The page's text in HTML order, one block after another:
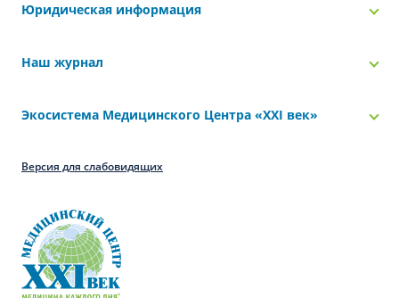
Юридическая информация
Наш журнал
Экосистема Медицинского Центра «‎XXI век»
Версия для слабовидящих